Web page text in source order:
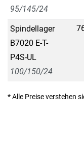
95/145/24
Spindellager
B7020 E-T-
P4S-UL
100/150/24
* Alle Preise verstehen